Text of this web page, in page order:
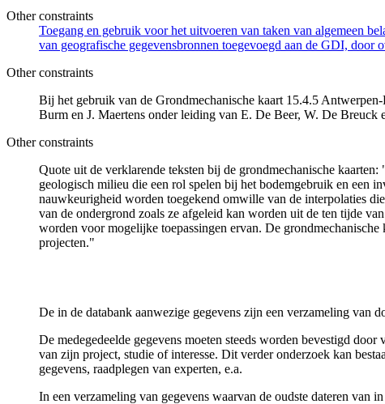
Other constraints
Toegang en gebruik voor het uitvoeren van taken van algemeen
van geografische gegevensbronnen toegevoegd aan de GDI,
Other constraints
Bij het gebruik van de Grondmechanische kaart 15.4.5
Burm en J. Maertens onder leiding van E. De Beer, W. De Breuck
Other constraints
Quote uit de verklarende teksten bij de grondmechanische
geologisch milieu die een rol spelen bij het bodemgebruik en een
nauwkeurigheid worden toegekend omwille van de interpolaties
van de ondergrond zoals ze afgeleid kan worden uit de ten tijde
worden voor mogelijke toepassingen ervan. De
projecten."
De in de databank aanwezige gegevens zijn een verzameling van
De medegedeelde gegevens moeten steeds worden bevestigd
van zijn project, studie of interesse. Dit verder onderzoek kan
gegevens, raadplegen van experten, e.a.
In een verzameling van gegevens waarvan de oudste dateren van